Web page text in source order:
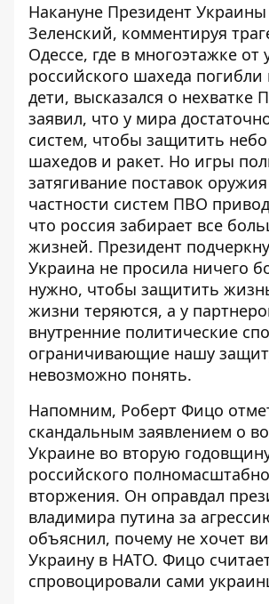
Накануне Президент
Зеленский, комментируя
Одессе, где в многоэтажке от
российского шахеда погибли
дети, высказался о нехватке
заявил, что у мира
систем, чтобы защитить
шахедов и ракет. Но игры
затягивание поставок
частности систем ПВО
что россия забирает все
жизней. Президент
Украина не просила ничего
нужно, чтобы защитить
жизни теряются, а у
внутренние политические
ограничивающие нашу
невозможно понять.
Напомним, Роберт Фицо
скандальным заявлением о
Украине во вторую
российского
вторжения. Он оправдал
владимира путина за
объяснил, почему не хочет
Украину в НАТО. Фицо
спровоцировали сами